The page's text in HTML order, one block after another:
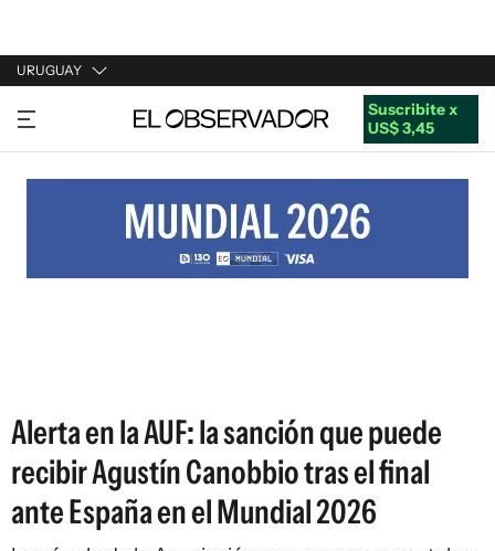
URUGUAY
URUGUAY
ARGENTINA
ESTADOS UNIDOS
Suscribite x
US$ 3,45
Alerta en la AUF: la sanción que puede
recibir Agustín Canobbio tras el final
ante España en el Mundial 2026